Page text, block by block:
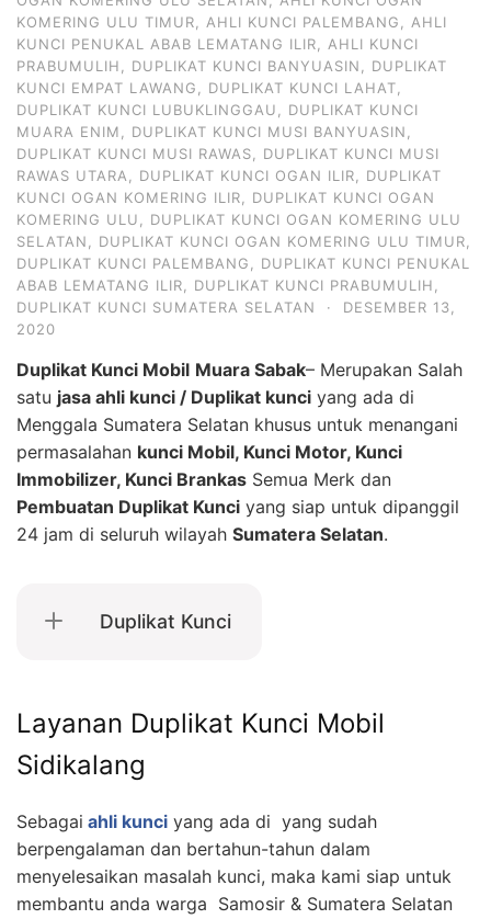
KOMERING ULU TIMUR, AHLI KUNCI PALEMBANG, AHLI
KUNCI PENUKAL ABAB LEMATANG ILIR, AHLI KUNCI
PRABUMULIH, DUPLIKAT KUNCI BANYUASIN, DUPLIKAT
KUNCI EMPAT LAWANG, DUPLIKAT KUNCI LAHAT,
DUPLIKAT KUNCI LUBUKLINGGAU, DUPLIKAT KUNCI
MUARA ENIM, DUPLIKAT KUNCI MUSI BANYUASIN,
DUPLIKAT KUNCI MUSI RAWAS, DUPLIKAT KUNCI MUSI
RAWAS UTARA, DUPLIKAT KUNCI OGAN ILIR, DUPLIKAT
KUNCI OGAN KOMERING ILIR, DUPLIKAT KUNCI OGAN
KOMERING ULU, DUPLIKAT KUNCI OGAN KOMERING ULU
SELATAN, DUPLIKAT KUNCI OGAN KOMERING ULU TIMUR,
DUPLIKAT KUNCI PALEMBANG, DUPLIKAT KUNCI PENUKAL
ABAB LEMATANG ILIR, DUPLIKAT KUNCI PRABUMULIH,
DUPLIKAT KUNCI SUMATERA SELATAN
·
DESEMBER 13,
2020
Duplikat Kunci Mobil Muara Sabak– Merupakan Salah
satu jasa ahli kunci / Duplikat kunci yang ada di
Menggala Sumatera Selatan khusus untuk menangani
permasalahan kunci Mobil, Kunci Motor, Kunci
Immobilizer, Kunci Brankas Semua Merk dan
Pembuatan Duplikat Kunci yang siap untuk dipanggil
24 jam di seluruh wilayah Sumatera Selatan.
Duplikat Kunci
Layanan Duplikat Kunci Mobil
Sidikalang
Sebagai ahli kunci yang ada di yang sudah
berpengalaman dan bertahun-tahun dalam
menyelesaikan masalah kunci, maka kami siap untuk
membantu anda warga Samosir & Sumatera Selatan